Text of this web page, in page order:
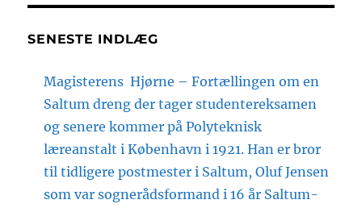
SENESTE INDLÆG
Magisterens Hjørne – Fortællingen om en
Saltum dreng der tager studentereksamen
og senere kommer på Polyteknisk
læreanstalt i København i 1921. Han er bror
til tidligere postmester i Saltum, Oluf Jensen
som var sognerådsformand i 16 år Saltum-